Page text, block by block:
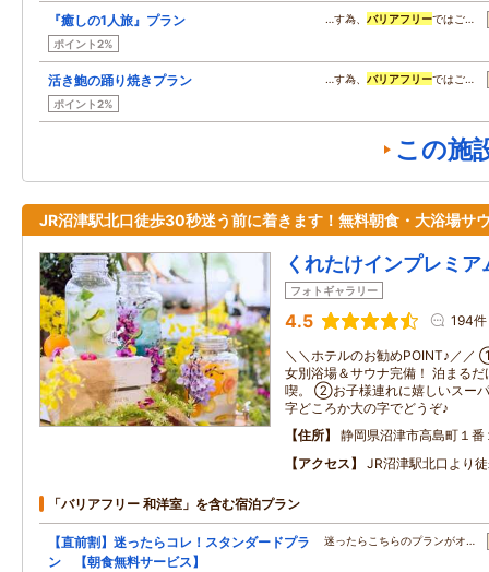
『癒しの1人旅』プラン
ポイント2%
…す為、 バリアフリーではご…
活き鮑の踊り焼きプラン
ポイント2%
…す為、 バリアフリーではご…
この施
JR沼津駅北口徒歩30秒迷う前に着きます！無料朝食・大浴場サ
くれたけインプレミ
フォトギャラリー
4.5 194件
＼＼ホテルのお勧めPOINT♪／／
女別浴場＆サウナ完備！ 泊まる
喫。 ②お子様連れに嬉しいスー
字どころか大の字でどうぞ♪
住所
静岡県沼津市高島町１番
アクセス
JR沼津駅北口より
「バリアフリー 和洋室」を含む宿泊プラン
【直前割】迷ったらコレ！スタンダードプラ
ン 【朝食無料サービス】
迷ったらこちらのプランがオ…